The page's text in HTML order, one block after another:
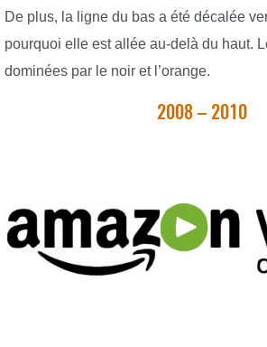
De plus, la ligne du bas a été décalée
pourquoi elle est allée au-delà du haut.
dominées par le noir et l’orange.
2008 – 2010